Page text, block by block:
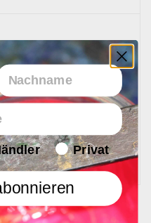
Haendler
Privat